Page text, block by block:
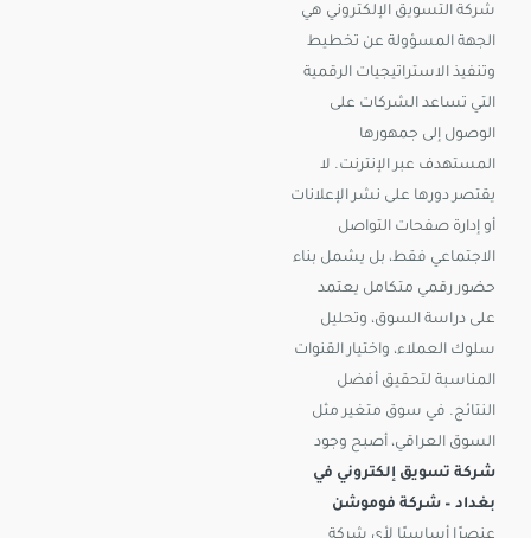
شركة التسويق الإلكتروني هي
الجهة المسؤولة عن تخطيط
وتنفيذ الاستراتيجيات الرقمية
التي تساعد الشركات على
الوصول إلى جمهورها
المستهدف عبر الإنترنت. لا
يقتصر دورها على نشر الإعلانات
أو إدارة صفحات التواصل
الاجتماعي فقط، بل يشمل بناء
حضور رقمي متكامل يعتمد
على دراسة السوق، وتحليل
سلوك العملاء، واختيار القنوات
المناسبة لتحقيق أفضل
النتائج. في سوق متغير مثل
السوق العراقي، أصبح وجود
شركة تسويق إلكتروني في
بغداد – شركة فوموشن